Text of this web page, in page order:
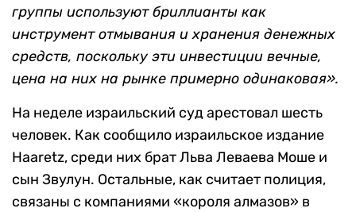
группы используют бриллианты как
инструмент отмывания и хранения денежных
средств, поскольку эти инвестиции вечные,
цена на них на рынке примерно одинаковая».
На неделе израильский суд арестовал шесть
человек. Как сообщило израильское издание
Haaretz, среди них брат Льва Леваева Моше и
сын Звулун. Остальные, как считает полиция,
связаны с компаниями «короля алмазов» в